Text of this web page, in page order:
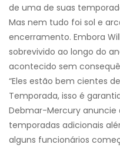
de uma de suas
Mas nem tudo foi sol e
encerramento. Embora
sobrevivido ao longo do
acontecido sem
“Eles estão bem cientes
Temporada, isso é
Debmar-Mercury anuncie
temporadas adicionais
alguns funcionários